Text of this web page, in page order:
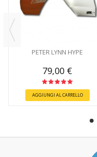
PETER LYNN HYPE
79,00 €
AGGIUNGI AL CARRELLO